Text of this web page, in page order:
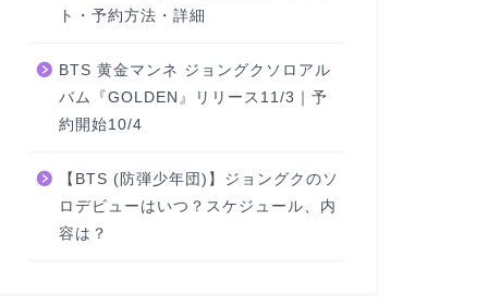
ト・予約方法・詳細
BTS 黄金マンネ ジョングクソロアル
バム『GOLDEN』リリース11/3｜予
約開始10/4
【BTS (防弾少年団)】ジョングクのソ
ロデビューはいつ？スケジュール、内
容は？